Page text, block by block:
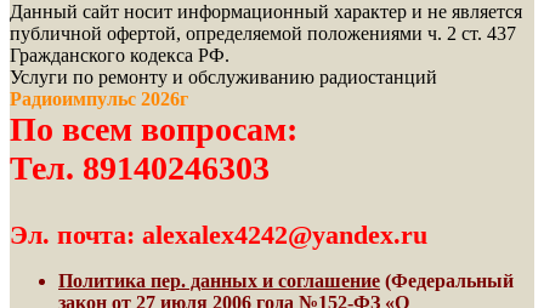
Данный сайт носит информационный характер и не является
публичной офертой, определяемой положениями ч. 2 ст. 437
Гражданского кодекса РФ.
Услуги по ремонту и обслуживанию радиостанций
Радиоимпульс 2026г
По всем вопросам:
Тел. 89140246303
Эл. почта: alexalex4242@yandex.ru
Политика пер. данных и соглашение (Федеральный
закон от 27 июля 2006 года №152-ФЗ «О